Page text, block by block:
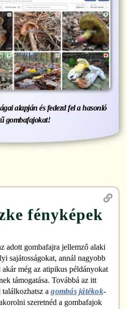
alapján és fedezd fel a hasonló
gombafajokat!
fényképek
adott gombafajra jellemző alaki
sajátosságokat, annál nagyobb
még az atipikus példányokat
támogatása. Továbbá az itt
a gombás játékok-
szeretnéd a gombafajok